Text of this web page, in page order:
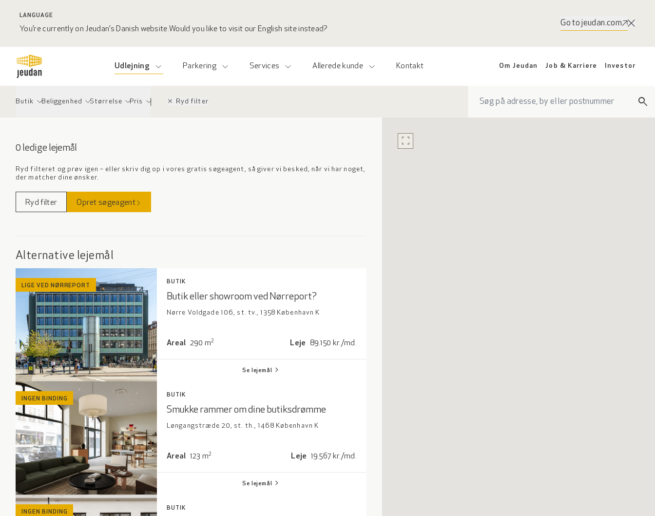
LANGUAGE
You’re currently on Jeudan’s Danish website.Would you like to visit our English site instead?
Go to jeudan.com
Udlejning Parkering Services Allerede kunde Kontakt Om Jeudan Job & Karriere Investor
Butik Beliggenhed Størrelse Pris close Ryd filter search
0 ledige lejemål
Ryd filteret og prøv igen – eller skriv dig op i vores gratis søgeagent, så giver vi besked, når vi har noget,
der matcher dine ønsker.
Ryd filter Opret søgeagent
Alternative lejemål
LIGE VED NØRREPORT
BUTIK
Butik eller showroom ved Nørreport?
Nørre Voldgade 106, st. tv., 1358 København K
Areal 290 m2 Leje 89.150 kr./md.
Se lejemål chevron_right
INGEN BINDING
BUTIK
Smukke rammer om dine butiksdrømme
Løngangstræde 20, st. th., 1468 København K
Areal 123 m2 Leje 19.567 kr./md.
Se lejemål chevron_right
INGEN BINDING
BUTIK
fullscreen